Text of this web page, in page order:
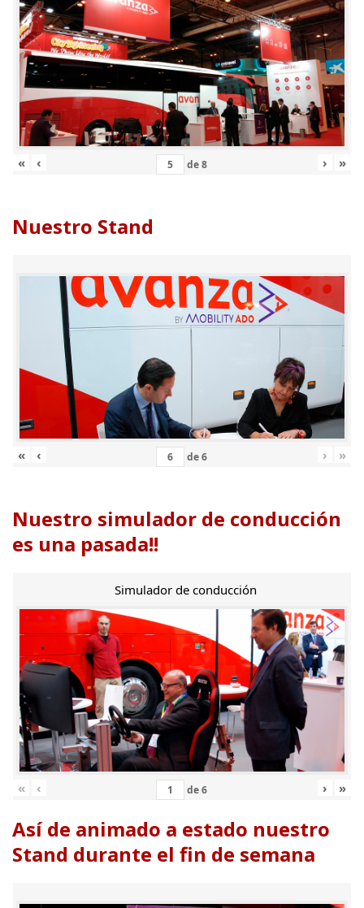
« ‹ de8 › »
Nuestro Stand
« ‹ de6 › »
Nuestro simulador de conducción
es una pasada!!
Simulador de conducción
« ‹ de6 › »
Así de animado a estado nuestro
Stand durante el fin de semana